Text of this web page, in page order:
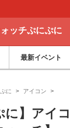
ッチぷにぷに
最新イベント
に アイコン
に】アイ